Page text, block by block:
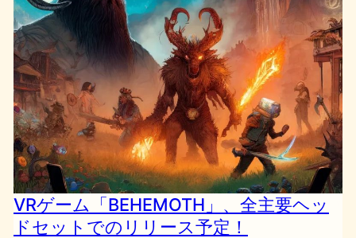
VRゲーム「BEHEMOTH」、全主要ヘッ
ドセットでのリリース予定！